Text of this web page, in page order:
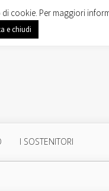
I SOSTENITORI
cookie. Per maggiori
e chiudi